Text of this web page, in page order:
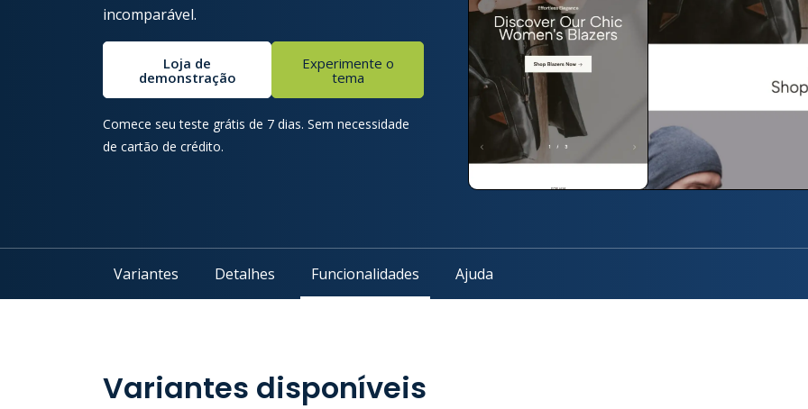
incomparável.
Loja de
demonstração
Experimente o
tema
Comece seu teste grátis de 7 dias. Sem necessidade
de cartão de crédito.
Variantes Detalhes Funcionalidades Ajuda
Variantes disponíveis